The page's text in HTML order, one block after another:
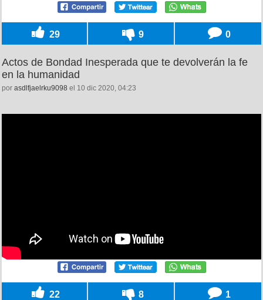
29 9 0
Actos de Bondad Inesperada que te devolverán la fe
en la humanidad
por asdlfjaelrku9098 el 10 dic 2020, 04:23
22 8 1